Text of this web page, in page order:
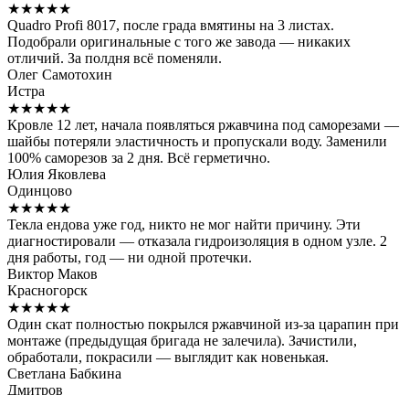
★★★★★
Quadro Profi 8017, после града вмятины на 3 листах.
Подобрали оригинальные с того же завода — никаких
отличий. За полдня всё поменяли.
Олег Самотохин
Истра
★★★★★
Кровле 12 лет, начала появляться ржавчина под саморезами —
шайбы потеряли эластичность и пропускали воду. Заменили
100% саморезов за 2 дня. Всё герметично.
Юлия Яковлева
Одинцово
★★★★★
Текла ендова уже год, никто не мог найти причину. Эти
диагностировали — отказала гидроизоляция в одном узле. 2
дня работы, год — ни одной протечки.
Виктор Маков
Красногорск
★★★★★
Один скат полностью покрылся ржавчиной из-за царапин при
монтаже (предыдущая бригада не залечила). Зачистили,
обработали, покрасили — выглядит как новенькая.
Светлана Бабкина
Дмитров